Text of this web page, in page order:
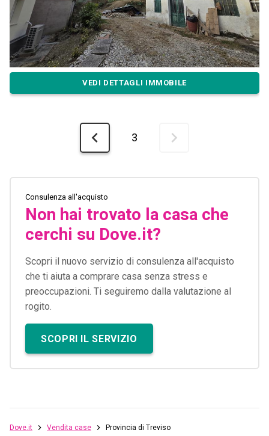
VEDI DETTAGLI IMMOBILE
3
Consulenza all'acquisto
Non hai trovato la casa che
cerchi su Dove.it?
Scopri il nuovo servizio di consulenza all'acquisto
che ti aiuta a comprare casa senza stress e
preoccupazioni. Ti seguiremo dalla valutazione al
rogito.
SCOPRI IL SERVIZIO
Dove.it Vendita case Provincia di Treviso